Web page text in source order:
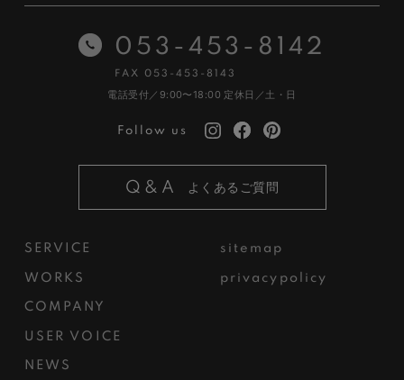
SERVICE
WORKS
COMPANY
USER VOICE
NEWS
sitemap
privacypolicy
053-453-8142
FAX 053-453-8143
電話受付／9:00〜18:00 定休日／土・日
Follow us
Q&A よくあるご質問